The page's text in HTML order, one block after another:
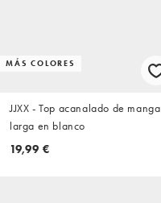
MÁS COLORES
JJXX - Top acanalado de manga
larga en blanco
19,99 €